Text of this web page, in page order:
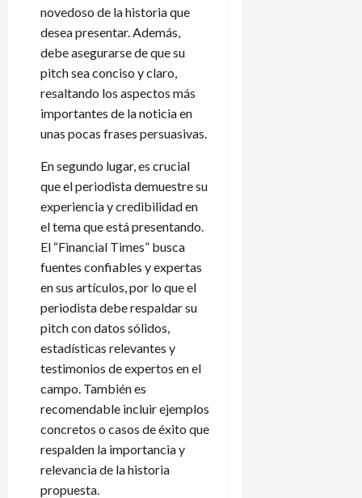
novedoso de la historia que
desea presentar. Además,
debe asegurarse de que su
pitch sea conciso y claro,
resaltando los aspectos más
importantes de la noticia en
unas pocas frases persuasivas.
En segundo lugar, es crucial
que el periodista demuestre su
experiencia y credibilidad en
el tema que está presentando.
El “Financial Times” busca
fuentes confiables y expertas
en sus artículos, por lo que el
periodista debe respaldar su
pitch con datos sólidos,
estadísticas relevantes y
testimonios de expertos en el
campo. También es
recomendable incluir ejemplos
concretos o casos de éxito que
respalden la importancia y
relevancia de la historia
propuesta.